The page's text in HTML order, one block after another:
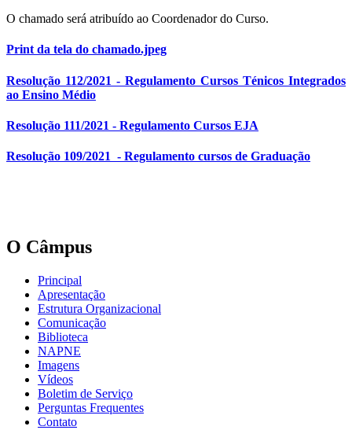
O chamado será atribuído ao Coordenador do Curso.
Print da tela do chamado.jpeg
Resolução 112/2021 - Regulamento Cursos Ténicos Integrados
ao Ensino Médio
Resolução 111/2021 - Regulamento Cursos EJA
Resolução 109/2021 - Regulamento cursos de Graduação
O Câmpus
Principal
Apresentação
Estrutura Organizacional
Comunicação
Biblioteca
NAPNE
Imagens
Vídeos
Boletim de Serviço
Perguntas Frequentes
Contato